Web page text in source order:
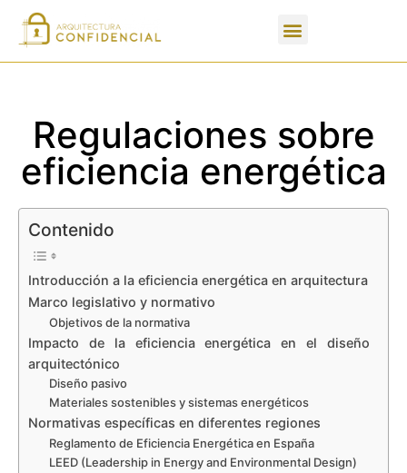
Regulaciones sobre
eficiencia energética
Contenido
Introducción a la eficiencia energética en arquitectura
Marco legislativo y normativo
Objetivos de la normativa
Impacto de la eficiencia energética en el diseño
arquitectónico
Diseño pasivo
Materiales sostenibles y sistemas energéticos
Normativas específicas en diferentes regiones
Reglamento de Eficiencia Energética en España
LEED (Leadership in Energy and Environmental Design)